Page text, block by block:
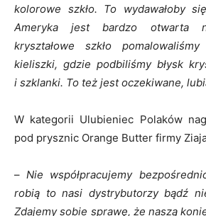
kolorowe szkło. To wydawałoby
Ameryka jest bardzo otwarta
kryształowe szkło
kieliszki, gdzie podbiliśmy błysk
i szklanki. To też jest oczekiwane,
W kategorii Ulubieniec Polaków
pod prysznic Orange Butter firmy
–Nie współpracujemy
robią to nasi dystrybutorzy bądź
Zdajemy sobie sprawę, że naszą